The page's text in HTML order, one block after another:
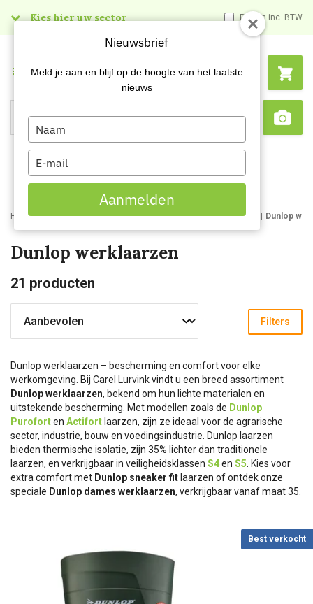
Kies hier uw sector Prijzen inc. BTW
Search
Menu
Home Webshop Werk- en veiligheidsschoenen Werklaarzen Dunlop
Dunlop werklaarzen
21 producten
Filters
Dunlop werklaarzen – bescherming en comfort voor elke
werkomgeving. Bij Carel Lurvink vindt u een breed assortiment
Dunlop werklaarzen, bekend om hun lichte materialen en
uitstekende bescherming. Met modellen zoals de Dunlop
Puroforten Actifort laarzen, zijn ze ideaal voor de agrarische
sector, industrie, bouw en voedingsindustrie. Dunlop laarzen
bieden thermische isolatie, zijn 35% lichter dan traditionele
laarzen, en verkrijgbaar in veiligheidsklassen S4en S5 . Kies voor
extra comfort met Dunlop sneaker fit laarzen of ontdek onze
speciale Dunlop dames werklaarzen, verkrijgbaar vanaf maat 35.
Best verkocht
Nieuwsbrief
Meld je aan en blijf op de hoogte van het laatste
nieuws
Type
your
name
Type
your
email
Aanmelden